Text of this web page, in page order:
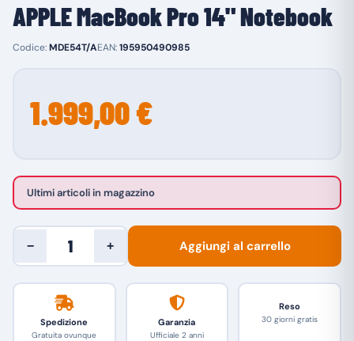
APPLE MacBook Pro 14" Notebook
Codice:MDE54T/AEAN:195950490985
1.999,00 €
Ultimi articoli in magazzino
− + Aggiungi al carrello
Spedizione
Gratuita ovunque
Garanzia
Ufficiale 2 anni
Reso
30 giorni gratis